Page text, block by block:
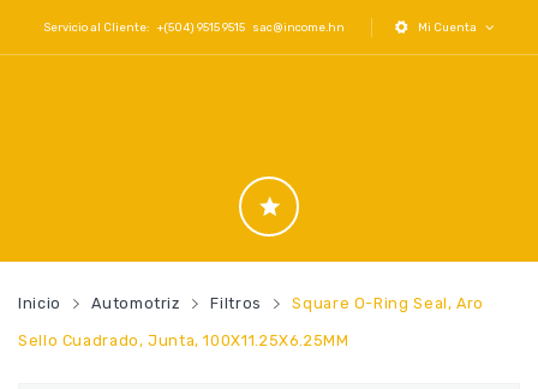
Servicio al Cliente: +(504) 9515 9515 sac@income.hn Mi Cuenta
Inicio Automotriz Filtros Square O-Ring Seal, Aro
Sello Cuadrado, Junta, 100X11.25X6.25MM